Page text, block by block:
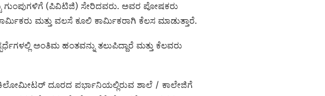
ಗುಂಪುಗಳಿಗೆ (ಪಿವಿಟಿಜಿ) ಸೇರಿದವರು. ಅವರ ಪೋಷಕರು
ಮತ್ತು ವಲಸೆ ಕೂಲಿ ಕಾರ್ಮಿಕರಾಗಿ ಕೆಲಸ ಮಾಡುತ್ತಾರೆ.
ಅಂತಿಮ ಹಂತವನ್ನು ತಲುಪಿದ್ದಾರೆ ಮತ್ತು ಕೆಲವರು
ಕಿಲೋಮೀಟರ್ ದೂರದ ಪರ್ಭಾನಿಯಲ್ಲಿರುವ ಶಾಲೆ / ಕಾಲೇಜಿಗೆ